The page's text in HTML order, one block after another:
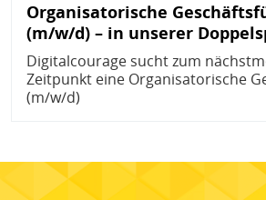
Organisatorische
(m/w/d) – in unserer
Digitalcourage sucht zum
Zeitpunkt eine Organisatorische
(m/w/d)